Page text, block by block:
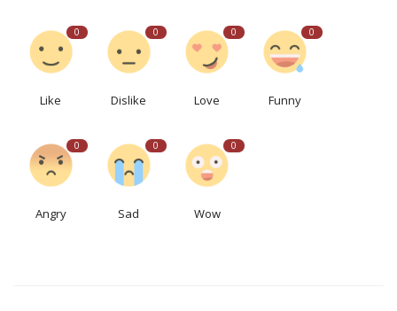
0
Like
0
Dislike
0
Love
0
Funny
0
Angry
0
Sad
0
Wow